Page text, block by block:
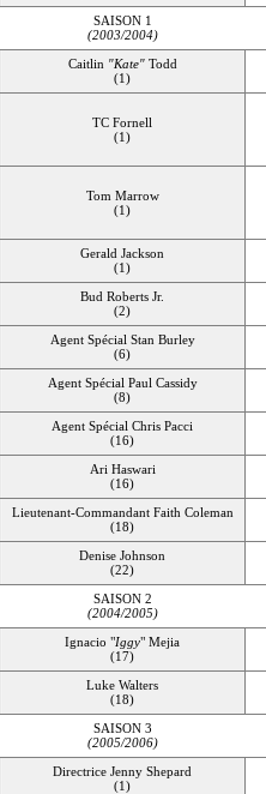
SAISON 1
(2003/2004)
Caitlin "Kate"Todd
(1)
TC Fornell
(1)
Tom Marrow
(1)
Gerald Jackson
(1)
Bud Roberts Jr.
(2)
Agent Spécial Stan Burley
(6)
Agent Spécial Paul Cassidy
(8)
Agent Spécial Chris Pacci
(16)
Ari Haswari
(16)
Lieutenant-Commandant Faith Coleman
(18)
Denise Johnson
(22)
SAISON 2
(2004/2005)
Ignacio "Iggy" Mejia
(17)
Luke Walters
(18)
SAISON 3
(2005/2006)
Directrice Jenny Shepard
(1)